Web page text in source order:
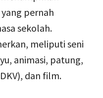
pernah
sekolah.
meliputi seni
animasi, patung,
dan film.